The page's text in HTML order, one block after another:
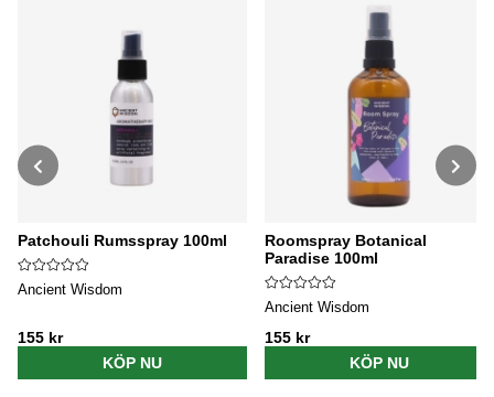
Patchouli Rumsspray 100ml
Ancient Wisdom
155 kr
KÖP NU
Roomspray Botanical
Paradise 100ml
Ancient Wisdom
155 kr
KÖP NU